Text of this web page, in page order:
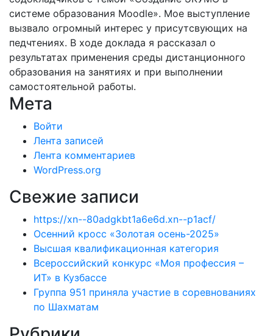
системе образования Moodle». Мое выступление
вызвало огромный интерес у присутсвующих на
педчтениях. В ходе доклада я рассказал о
результатах применения среды дистанционного
образования на занятиях и при выполнении
самостоятельной работы.
Мета
Войти
Лента записей
Лента комментариев
WordPress.org
Свежие записи
https://xn--80adgkbt1a6e6d.xn--p1acf/
Осенний кросс «Золотая осень-2025»
Высшая квалификационная категория
Всероссийский конкурс «Моя профессия –
ИТ» в Кузбассе
Группа 951 приняла участие в соревнованиях
по Шахматам